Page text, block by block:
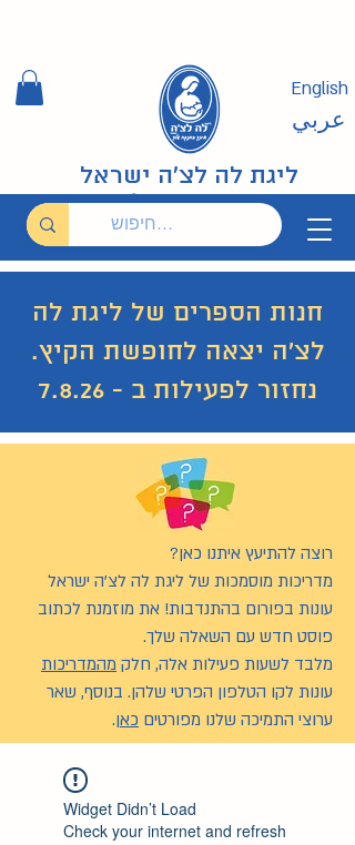
ליגת לה לצ'ה ישראל
English
عربي
חנות הספרים של ליגת לה
לצ'ה יצאה לחופשת הקיץ.
נחזור לפעילות ב - 7.8.26
רוצה להתיעץ איתנו כאן?
מדריכות מוסמכות של ליגת לה לצ’ה ישראל
עונות בפורום בהתנדבות! את מוזמנת לכתוב
פוסט חדש עם השאלה שלך.
מלבד לשעות פעילות אלה, חלק מהמדריכות
עונות לקו הטלפון הפרטי שלהן. בנוסף, שאר
ערוצי התמיכה שלנו מפורטים כאן.
Widget Didn’t Load
Check your internet and refresh